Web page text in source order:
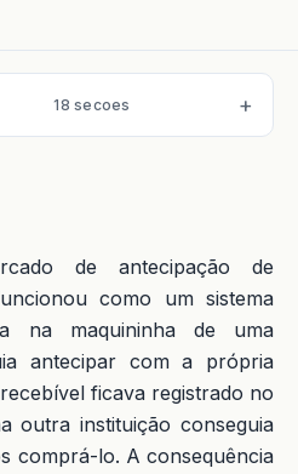
18 secoes
de antecipação de
como um sistema
na maquininha de uma
antecipar com a própria
ficava registrado no
outra instituição conseguia
comprá-lo. A consequência